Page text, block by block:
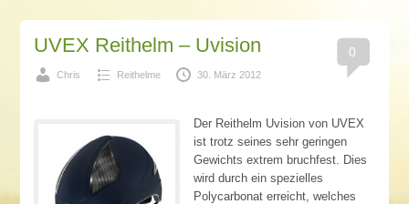
0
UVEX Reithelm – Uvision
Chris Reithelme 30. März 2012
Der Reithelm Uvision von UVEX
ist trotz seines sehr geringen
Gewichts extrem bruchfest. Dies
wird durch ein spezielles
Polycarbonat erreicht, welches